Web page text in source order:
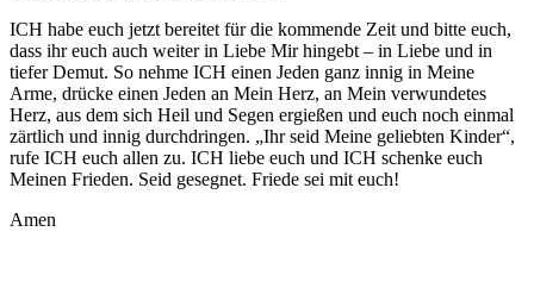
ICH habe euch jetzt bereitet für die kommende Zeit und bitte euch,
dass ihr euch auch weiter in Liebe Mir hingebt – in Liebe und in
tiefer Demut. So nehme ICH einen Jeden ganz innig in Meine
Arme, drücke einen Jeden an Mein Herz, an Mein verwundetes
Herz, aus dem sich Heil und Segen ergießen und euch noch einmal
zärtlich und innig durchdringen. „Ihr seid Meine geliebten Kinder“,
rufe ICH euch allen zu. ICH liebe euch und ICH schenke euch
Meinen Frieden. Seid gesegnet. Friede sei mit euch!
Amen